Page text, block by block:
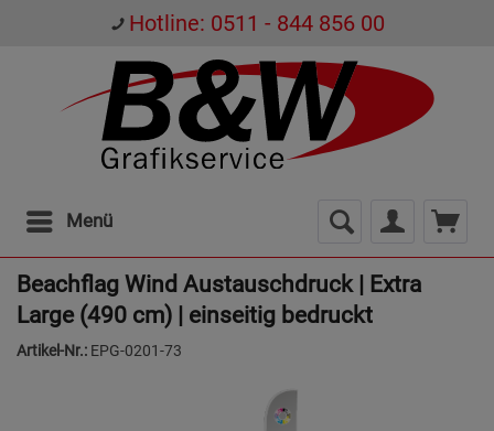
Hotline: 0511 - 844 856 00
Menü
Beachflag Wind Austauschdruck | Extra
Large (490 cm) | einseitig bedruckt
Artikel-Nr.: EPG-0201-73